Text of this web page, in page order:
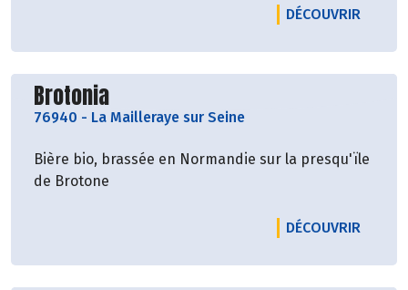
DÉCOUVRIR
Découvrir le producteur
Brotonia
76940 - La Mailleraye sur Seine
Bière bio, brassée en Normandie sur la presqu'ïle
de Brotone
DÉCOUVRIR